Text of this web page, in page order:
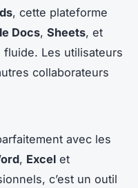
, cette plateforme
Docs, Sheets, et
Les utilisateurs
collaborateurs
avec les
, Excel et
c’est un outil